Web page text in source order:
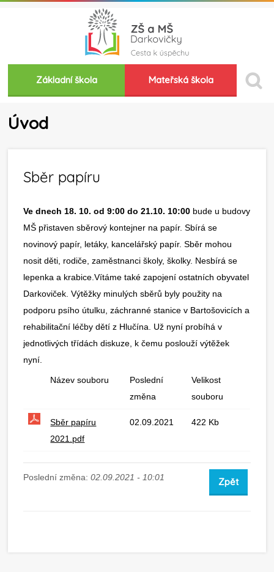
Základní škola Mateřská škola
Úvod
Sběr papíru
Ve dnech 18. 10. od 9:00 do 21.10. 10:00 bude u budovy
MŠ přistaven sběrový kontejner na papír. Sbírá se
novinový papír, letáky, kancelářský papír. Sběr mohou
nosit děti, rodiče, zaměstnanci školy, školky. Nesbírá se
lepenka a krabice.Vítáme také zapojení ostatních obyvatel
Darkoviček. Výtěžky minulých sběrů byly použity na
podporu psího útulku, záchranné stanice v Bartošovicích a
rehabilitační léčby dětí z Hlučína. Už nyní probíhá v
jednotlivých třídách diskuze, k čemu poslouží výtěžek
nyní.
Název souboru
Poslední
změna
Velikost
souboru
Sběr papíru
2021.pdf
02.09.2021 422 Kb
Poslední změna:02.09.2021 - 10:01 Zpět